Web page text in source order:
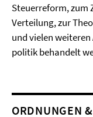
Steuerreform, zum
Verteilung, zur
und vielen
politik behandelt
ORDNUNGEN